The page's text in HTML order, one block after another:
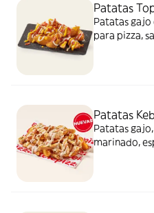
Patatas
Patatas gajo
para pizza,
Patatas
Patatas
marinado,